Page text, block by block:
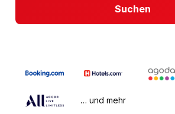
Suchen
… und mehr